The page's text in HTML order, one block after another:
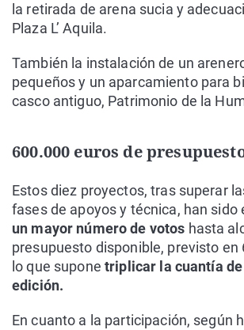
la retirada de arena sucia y
Plaza L’ Aquila.
También la instalación de un
pequeños y un aparcamiento para
casco antiguo, Patrimonio de la
600.000 euros de
Estos diez proyectos, tras superar
fases de apoyos y técnica, han
un mayor número de votos hasta
presupuesto disponible, previsto en
lo que supone triplicar la cuantía de
edición.
En cuanto a la participación, según